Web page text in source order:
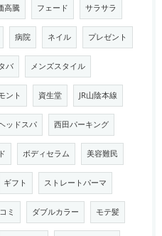
高騰 フェード サラサラ
病院 ネイル プレゼント
バ メンズスタイル
ント 資生堂 JR山陰本線
ッドスパ 西田パーキング
ボディセラム 美容難民
ギフト ストレートパーマ
ミ ダブルカラー モテ髪